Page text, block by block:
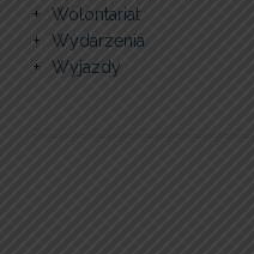
Wolontariat
Wydarzenia
Wyjazdy